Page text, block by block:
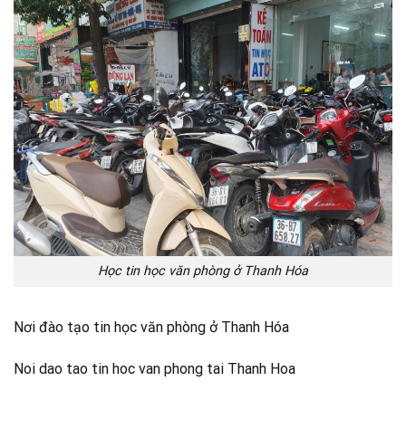
Học tin học văn phòng ở Thanh Hóa
Nơi đào tạo tin học văn phòng ở Thanh Hóa
Noi dao tao tin hoc van phong tai Thanh Hoa